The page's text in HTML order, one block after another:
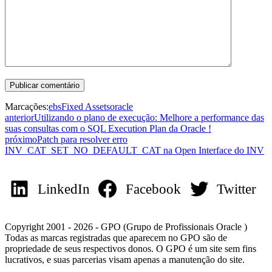
Marcações:ebsFixed Assetsoracle
anteriorUtilizando o plano de execução: Melhore a performance das
suas consultas com o SQL Execution Plan da Oracle !
próximoPatch para resolver erro
INV_CAT_SET_NO_DEFAULT_CAT na Open Interface do INV
LinkedIn Facebook Twitter
Copyright 2001 - 2026 - GPO (Grupo de Profissionais Oracle )
Todas as marcas registradas que aparecem no GPO são de
propriedade de seus respectivos donos. O GPO é um site sem fins
lucrativos, e suas parcerias visam apenas a manutenção do site.